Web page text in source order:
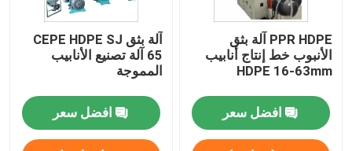
PPR HDPE آلة بثق
الأنبوب خط إنتاج أنابيب
HDPE 16-63mm
افضل سعر
آلة بثق CEPE HDPE SJ
65 آلة تصنيع الأنابيب
المموجة
افضل سعر